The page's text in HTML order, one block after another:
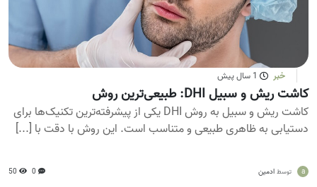
خبر 1 سال پیش
کاشت ریش و سبیل DHI: طبیعی‌ترین روش
کاشت ریش و سبیل به روش DHI یکی از پیشرفته‌ترین تکنیک‌ها برای
دستیابی به ظاهری طبیعی و متناسب است. این روش با دقت با [...]
a توسط ادمین 0
50